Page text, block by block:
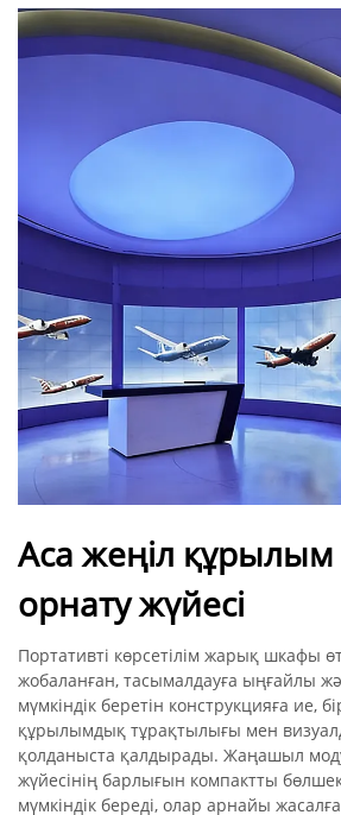
Аса жеңіл
орнату жүйесі
Портативті көрсетілім жарық шкафы
жобаланған, тасымалдауға ыңғайлы
мүмкіндік беретін конструкцияға ие,
құрылымдық тұрақтылығы мен
қолданыста қалдырады. Жаңашыл
жүйесінің барлығын компактты
мүмкіндік береді, олар арнайы